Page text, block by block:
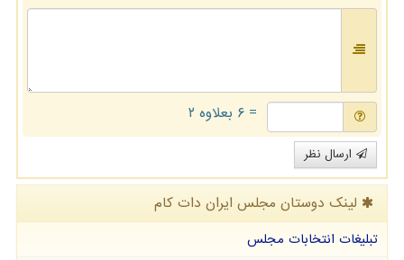
= ۶ بعلاوه ۲
ارسال نظر
لینک دوستان مجلس ایران دات كام
تبلیغات انتخابات مجلس